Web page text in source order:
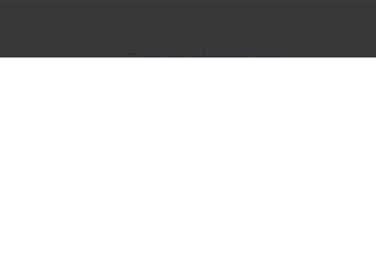
Find din afdeling her